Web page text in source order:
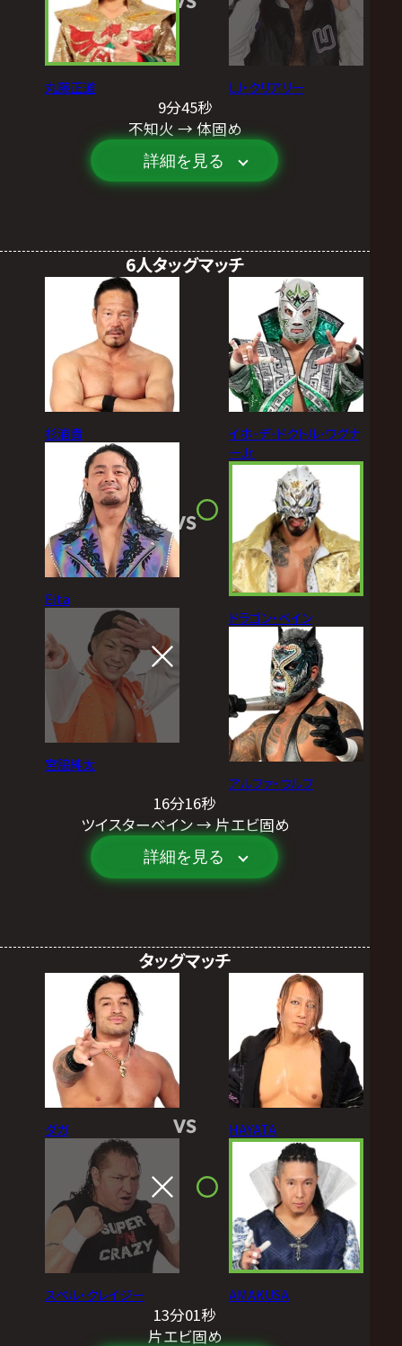
丸藤正道 LJ・クリアリー
9分45秒
不知火 → 体固め
詳細を見る
6人タッグマッチ
杉浦貴
Eita
宮脇純太
VS
イホ･デ･ドクトル･ワグナ
ーJr.
ドラゴン・ベイン
アルファ・ウルフ
16分16秒
ツイスターベイン → 片エビ固め
詳細を見る
タッグマッチ
ダガ
スペル・クレイジー
VS HAYATA
AMAKUSA
13分01秒
片エビ固め